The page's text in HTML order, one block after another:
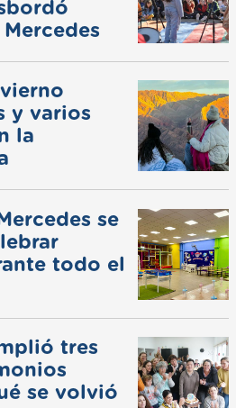
y varios
la
se
todo el
tres
se volvió